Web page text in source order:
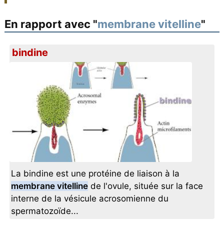
En rapport avec "membrane vitelline"
bindine
La bindine est une protéine de liaison à la
membrane vitelline de l'ovule, située sur la face
interne de la vésicule acrosomienne du
spermatozoïde...